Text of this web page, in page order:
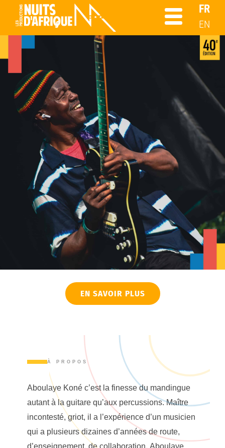
FR
EN
EN SAVOIR PLUS
À PROPOS
Aboulaye Koné c’est la finesse du mandingue
autant à la guitare qu’aux percussions. Maître
incontesté, griot, il a l’expérience d’un musicien
qui a plusieurs dizaines d’années de route,
d’enseignement, de collaboration. Aboulaye